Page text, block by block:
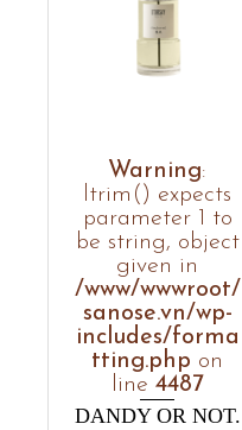
Warning:
ltrim() expects
parameter 1 to
be string, object
given in
/www/wwwroot/
sanose.vn/wp-
includes/forma
tting.php on
line 4487
DANDY OR NOT.